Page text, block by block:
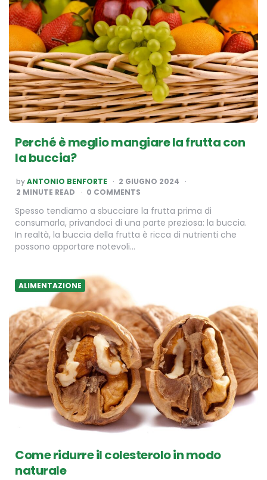
Perché è meglio mangiare la frutta con
la buccia?
POSTED
BY
byANTONIO BENFORTE
2 GIUGNO 2024
2 MINUTE READ 0 COMMENTS
Spesso tendiamo a sbucciare la frutta prima di
consumarla, privandoci di una parte preziosa: la buccia.
In realtà, la buccia della frutta è ricca di nutrienti che
possono apportare notevoli…
ALIMENTAZIONE
Come ridurre il colesterolo in modo
naturale